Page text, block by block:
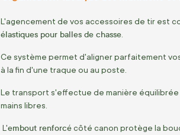
L'agencement de vos accessoires de tir est
élastiques pour balles de chasse
Ce système permet d'aligner parfaitement
à la fin d'une traque ou au poste.
Le transport s'effectue de manière
mains libres.
L'embout renforcécôté canon protège la